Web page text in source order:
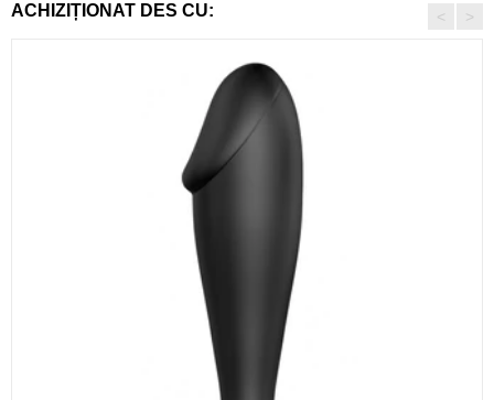
ACHIZIȚIONAT DES CU: < >